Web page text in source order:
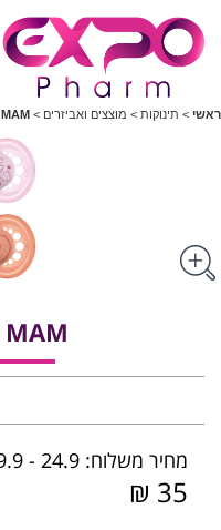
ראשי > תינוקות > מוצצים ואביזרים > MAM מוצץ לטקס
MAM מוצץ לטקס
מחיר משלוח: 24.9 - 39.9 ₪
35 ₪